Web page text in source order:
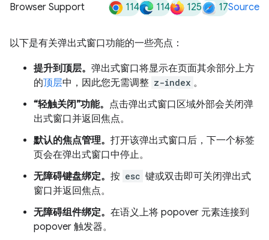
Browser Support 114 114 125 17Source
以下是有关弹出式窗口功能的一些亮点：
提升到顶层。 弹出式窗口将显示在页面其余部分上方
的顶层中，因此您无需调整 z-index 。
“轻触关闭”功能。 点击弹出式窗口区域外部会关闭弹
出式窗口并返回焦点。
默认的焦点管理。 打开该弹出式窗口后，下一个标签
页会在弹出式窗口中停止。
无障碍键盘绑定。 按 esc 键或双击即可关闭弹出式
窗口并返回焦点。
无障碍组件绑定。 在语义上将 popover 元素连接到
popover 触发器。